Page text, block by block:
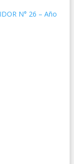
N° 26 – Año